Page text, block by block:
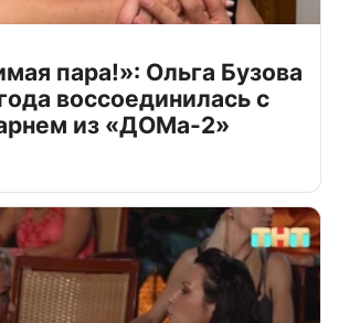
пара!»: Ольга Бузова
воссоединилась с
из «ДОМа-2»